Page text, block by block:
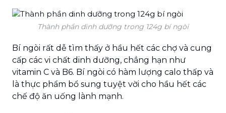
Thành phần dinh dưỡng trong 124g bí ngòi
Bí ngòi rất dễ tìm thấy ở hầu hết các chợ và cung
cấp các vi chất dinh dưỡng, chẳng hạn như
vitamin C và B6. Bí ngòi có hàm lượng calo thấp và
là thực phẩm bổ sung tuyệt vời cho hầu hết các
chế độ ăn uống lành mạnh.